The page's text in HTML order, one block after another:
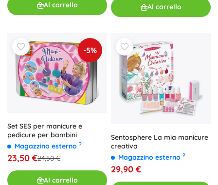
Al carrello Al carrello
-5%
Set SES per manicure e
pedicure per bambini
Magazzino esterno ?
23,50 €24,50 €
Al carrello
Sentosphere La mia manicure
creativa
Magazzino esterno ?
29,90 €